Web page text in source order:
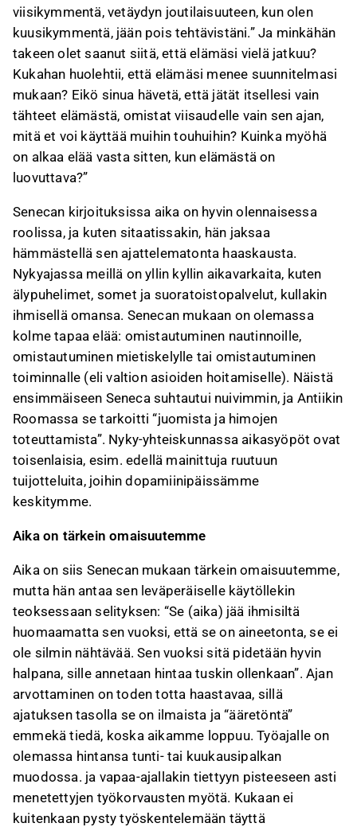
viisikymmentä, vetäydyn joutilaisuuteen, kun olen
kuusikymmentä, jään pois tehtävistäni.” Ja minkähän
takeen olet saanut siitä, että elämäsi vielä jatkuu?
Kukahan huolehtii, että elämäsi menee suunnitelmasi
mukaan? Eikö sinua hävetä, että jätät itsellesi vain
tähteet elämästä, omistat viisaudelle vain sen ajan,
mitä et voi käyttää muihin touhuihin? Kuinka myöhä
on alkaa elää vasta sitten, kun elämästä on
luovuttava?”
Senecan kirjoituksissa aika on hyvin olennaisessa
roolissa, ja kuten sitaatissakin, hän jaksaa
hämmästellä sen ajattelematonta haaskausta.
Nykyajassa meillä on yllin kyllin aikavarkaita, kuten
älypuhelimet, somet ja suoratoistopalvelut, kullakin
ihmisellä omansa. Senecan mukaan on olemassa
kolme tapaa elää: omistautuminen nautinnoille,
omistautuminen mietiskelylle tai omistautuminen
toiminnalle (eli valtion asioiden hoitamiselle). Näistä
ensimmäiseen Seneca suhtautui nuivimmin, ja Antiikin
Roomassa se tarkoitti “juomista ja himojen
toteuttamista”. Nyky-yhteiskunnassa aikasyöpöt ovat
toisenlaisia, esim. edellä mainittuja ruutuun
tuijotteluita, joihin dopamiinipäissämme
keskitymme.
Aika on tärkein omaisuutemme
Aika on siis Senecan mukaan tärkein omaisuutemme,
mutta hän antaa sen leväperäiselle käytöllekin
teoksessaan selityksen: “Se (aika) jää ihmisiltä
huomaamatta sen vuoksi, että se on aineetonta, se ei
ole silmin nähtävää. Sen vuoksi sitä pidetään hyvin
halpana, sille annetaan hintaa tuskin ollenkaan”. Ajan
arvottaminen on toden totta haastavaa, sillä
ajatuksen tasolla se on ilmaista ja “ääretöntä”
emmekä tiedä, koska aikamme loppuu. Työajalle on
olemassa hintansa tunti- tai kuukausipalkan
muodossa. ja vapaa-ajallakin tiettyyn pisteeseen asti
menetettyjen työkorvausten myötä. Kukaan ei
kuitenkaan pysty työskentelemään täyttä